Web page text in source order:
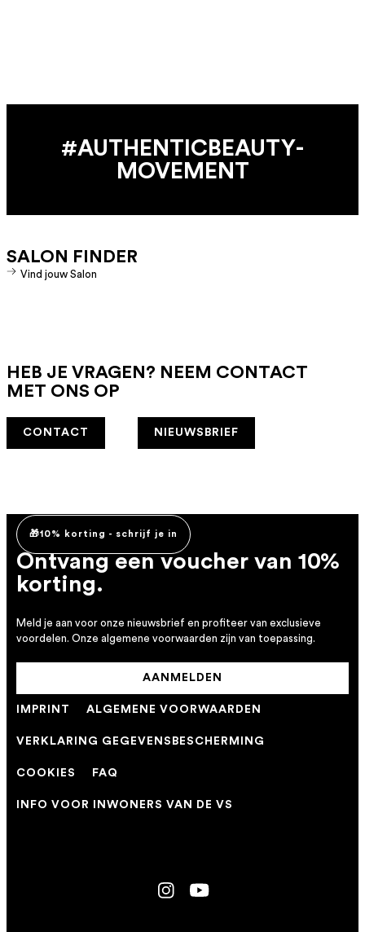
#AUTHENTIC­BEAUTY­
MOVEMENT
SALON FINDER
Vind jouw Salon
HEB JE VRAGEN? NEEM CONTACT
MET ONS OP
CONTACT NIEUWSBRIEF
🎁10% korting - schrijf je in
Ontvang een voucher van 10%
korting.
Meld je aan voor onze nieuwsbrief en profiteer van exclusieve
voordelen. Onze algemene voorwaarden zijn van toepassing.
AANMELDEN
IMPRINT ALGEMENE VOORWAARDEN
VERKLARING GEGEVENSBESCHERMING
COOKIES FAQ
INFO VOOR INWONERS VAN DE VS